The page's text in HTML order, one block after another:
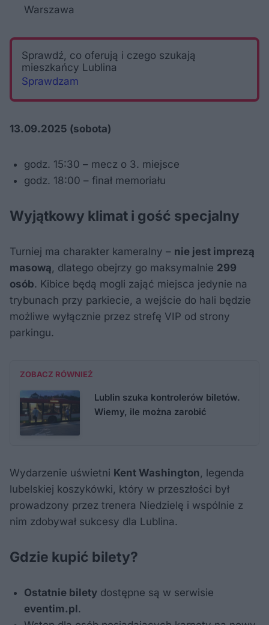
Warszawa
Sprawdź, co oferują i czego szukają
mieszkańcy Lublina
Sprawdzam
13.09.2025 (sobota)
godz. 15:30 – mecz o 3. miejsce
godz. 18:00 – finał memoriału
Wyjątkowy klimat i gość specjalny
Turniej ma charakter kameralny – nie jest imprezą
masową , dlatego obejrzy go maksymalnie 299
osób. Kibice będą mogli zająć miejsca jedynie na
trybunach przy parkiecie, a wejście do hali będzie
możliwe wyłącznie przez strefę VIP od strony
parkingu.
ZOBACZ RÓWNIEŻ
Lublin szuka kontrolerów biletów.
Wiemy, ile można zarobić
Wydarzenie uświetni Kent Washington , legenda
lubelskiej koszykówki, który w przeszłości był
prowadzony przez trenera Niedzielę i wspólnie z
nim zdobywał sukcesy dla Lublina.
Gdzie kupić bilety?
Ostatnie bilety dostępne są w serwisie
eventim.pl.